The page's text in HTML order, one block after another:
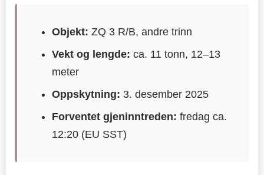
Objekt: ZQ 3 R/B, andre trinn
Vekt og lengde: ca. 11 tonn, 12–13
meter
Oppskytning: 3. desember 2025
Forventet gjeninntreden: fredag ca.
12:20 (EU SST)